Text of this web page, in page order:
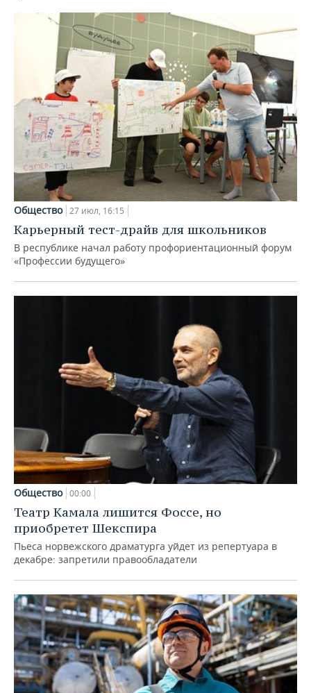
Общество 27 июл, 16:15
Карьерный тест-драйв для школьников
В республике начал работу профориентационный форум
«Профессии будущего»
Общество 00:00
Театр Камала лишится Фоссе, но
приобретет Шекспира
Пьеса норвежского драматурга уйдет из репертуара в
декабре: запретили правообладатели